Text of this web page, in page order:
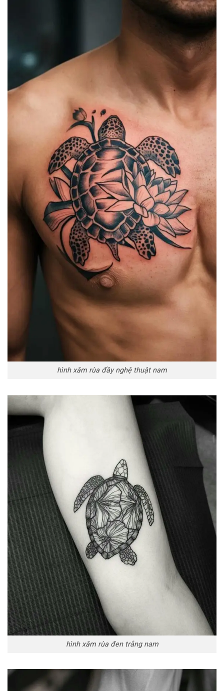
hình xăm rùa đầy nghệ thuật nam
hình xăm rùa đen trắng nam